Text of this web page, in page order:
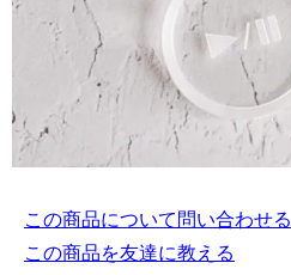
この商品について問い合わせる
この商品を友達に教える